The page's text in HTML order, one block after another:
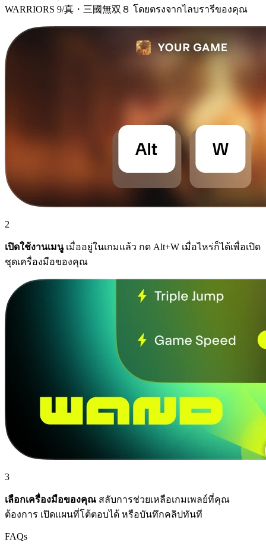
WARRIORS 9/真・三國無双８ โดยตรงจากไลบรารีของคุณ
2
เปิดใช้งานเมนูเมื่ออยู่ในเกมแล้ว กด Alt+W เมื่อไหร่ก็ได้เพื่อเปิด
ชุดเครื่องมือของคุณ
3
เลือกเครื่องมือของคุณ สลับการช่วยเหลือเกมเพลย์ที่คุณ
ต้องการ เปิดแผนที่โต้ตอบได้ หรือบันทึกคลิปทันที
FAQs